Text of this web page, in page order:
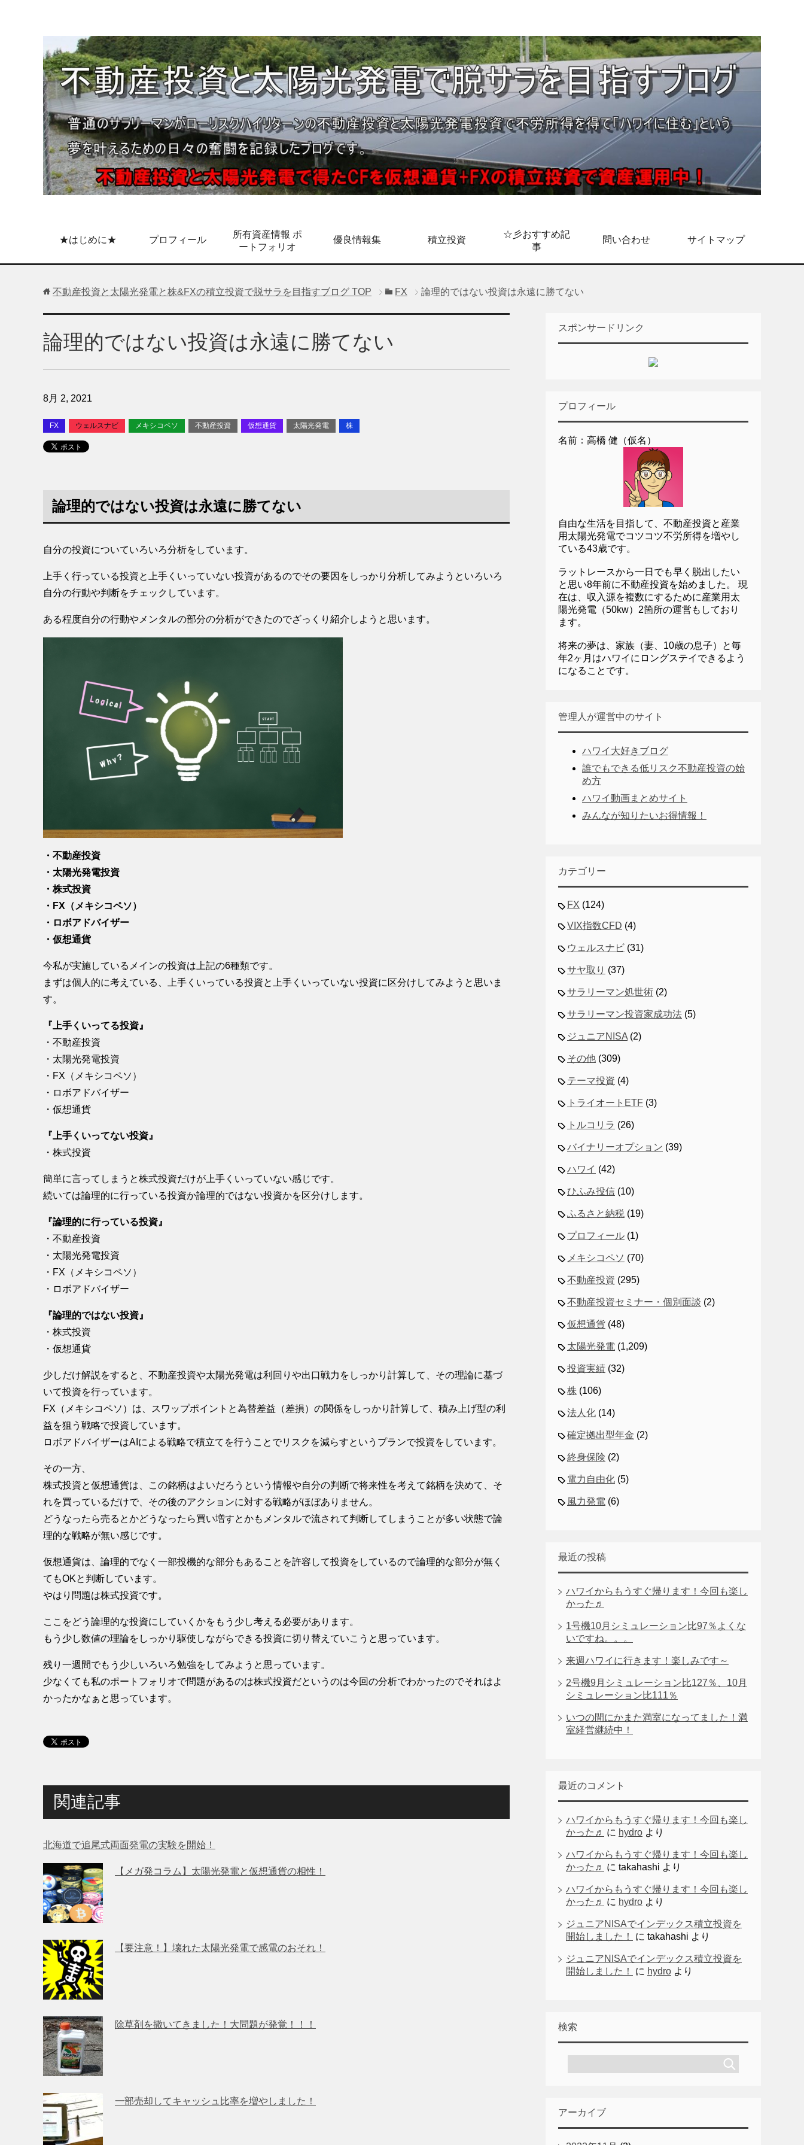
★はじめに★ プロフィール
所有資産情報 ポ
ートフォリオ
優良情報集 積立投資
☆彡おすすめ記
事
問い合わせ サイトマップ
不動産投資と太陽光発電と株&FXの積立投資で脱サラを目指すブログ TOP FX 論理的ではない投資は永遠に勝てない
論理的ではない投資は永遠に勝てない
8月 2, 2021
FX ウェルスナビ メキシコペソ 不動産投資 仮想通貨 太陽光発電 株
論理的ではない投資は永遠に勝てない
自分の投資についていろいろ分析をしています。
上手く行っている投資と上手くいっていない投資があるのでその要因をしっかり分析してみようといろいろ
自分の行動や判断をチェックしています。
ある程度自分の行動やメンタルの部分の分析ができたのでざっくり紹介しようと思います。
・不動産投資
・太陽光発電投資
・株式投資
・FX（メキシコペソ）
・ロボアドバイザー
・仮想通貨
今私が実施しているメインの投資は上記の6種類です。
まずは個人的に考えている、上手くいっている投資と上手くいっていない投資に区分けしてみようと思いま
す。
『上手くいってる投資』
・不動産投資
・太陽光発電投資
・FX（メキシコペソ）
・ロボアドバイザー
・仮想通貨
『上手くいってない投資』
・株式投資
簡単に言ってしまうと株式投資だけが上手くいっていない感じです。
続いては論理的に行っている投資か論理的ではない投資かを区分けします。
『論理的に行っている投資』
・不動産投資
・太陽光発電投資
・FX（メキシコペソ）
・ロボアドバイザー
『論理的ではない投資』
・株式投資
・仮想通貨
少しだけ解説をすると、不動産投資や太陽光発電は利回りや出口戦力をしっかり計算して、その理論に基づ
いて投資を行っています。
FX（メキシコペソ）は、スワップポイントと為替差益（差損）の関係をしっかり計算して、積み上げ型の利
益を狙う戦略で投資しています。
ロボアドバイザーはAIによる戦略で積立てを行うことでリスクを減らすというプランで投資をしています。
その一方、
株式投資と仮想通貨は、この銘柄はよいだろうという情報や自分の判断で将来性を考えて銘柄を決めて、そ
れを買っているだけで、その後のアクションに対する戦略がほぼありません。
どうなったら売るとかどうなったら買い増すとかもメンタルで流されて判断してしまうことが多い状態で論
理的な戦略が無い感じです。
仮想通貨は、論理的でなく一部投機的な部分もあることを許容して投資をしているので論理的な部分が無く
てもOKと判断しています。
やはり問題は株式投資です。
ここをどう論理的な投資にしていくかをもう少し考える必要があります。
もう少し数値の理論をしっかり駆使しながらできる投資に切り替えていこうと思っています。
残り一週間でもう少しいろいろ勉強をしてみようと思っています。
少なくても私のポートフォリオで問題があるのは株式投資だというのは今回の分析でわかったのでそれはよ
かったかなぁと思っています。
関連記事
北海道で追尾式両面発電の実験を開始！
【メガ発コラム】太陽光発電と仮想通貨の相性！
【要注意！】壊れた太陽光発電で感電のおそれ！
除草剤を撒いてきました！大問題が発覚！！！
一部売却してキャッシュ比率を増やしました！
スポンサードリンク
プロフィール
名前：高橋 健（仮名）
自由な生活を目指して、不動産投資と産業
用太陽光発電でコツコツ不労所得を増やし
ている43歳です。
ラットレースから一日でも早く脱出したい
と思い8年前に不動産投資を始めました。 現
在は、収入源を複数にするために産業用太
陽光発電（50kw）2箇所の運営もしており
ます。
将来の夢は、家族（妻、10歳の息子）と毎
年2ヶ月はハワイにロングステイできるよう
になることです。
管理人が運営中のサイト
ハワイ大好きブログ
誰でもできる低リスク不動産投資の始
め方
ハワイ動画まとめサイト
みんなが知りたいお得情報！
カテゴリー
FX (124)
VIX指数CFD (4)
ウェルスナビ (31)
サヤ取り (37)
サラリーマン処世術 (2)
サラリーマン投資家成功法 (5)
ジュニアNISA (2)
その他 (309)
テーマ投資 (4)
トライオートETF (3)
トルコリラ (26)
バイナリーオプション (39)
ハワイ (42)
ひふみ投信 (10)
ふるさと納税 (19)
プロフィール (1)
メキシコペソ (70)
不動産投資 (295)
不動産投資セミナー・個別面談 (2)
仮想通貨 (48)
太陽光発電 (1,209)
投資実績 (32)
株 (106)
法人化 (14)
確定拠出型年金 (2)
終身保険 (2)
電力自由化 (5)
風力発電 (6)
最近の投稿
ハワイからもうすぐ帰ります！今回も楽し
かった♬
1号機10月シミュレーション比97％よくな
いですね。。。
来週ハワイに行きます！楽しみです～
2号機9月シミュレーション比127％、10月
シミュレーション比111％
いつの間にかまた満室になってました！満
室経営継続中！
最近のコメント
ハワイからもうすぐ帰ります！今回も楽し
かった♬
に hydro より
ハワイからもうすぐ帰ります！今回も楽し
かった♬
に takahashi より
ハワイからもうすぐ帰ります！今回も楽し
かった♬
に hydro より
ジュニアNISAでインデックス積立投資を
開始しました！
に takahashi より
ジュニアNISAでインデックス積立投資を
開始しました！
に hydro より
検索
アーカイブ